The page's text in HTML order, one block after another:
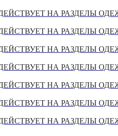
НА РАЗДЕЛЫ
НА РАЗДЕЛЫ
НА РАЗДЕЛЫ
НА РАЗДЕЛЫ
НА РАЗДЕЛЫ
НА РАЗДЕЛЫ
НА РАЗДЕЛЫ